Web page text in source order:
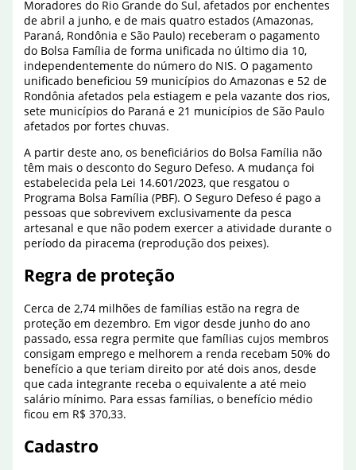
Moradores do Rio Grande do Sul, afetados por enchentes
de abril a junho, e de mais quatro estados (Amazonas,
Paraná, Rondônia e São Paulo) receberam o pagamento
do Bolsa Família de forma unificada no último dia 10,
independentemente do número do NIS. O pagamento
unificado beneficiou 59 municípios do Amazonas e 52 de
Rondônia afetados pela estiagem e pela vazante dos rios,
sete municípios do Paraná e 21 municípios de São Paulo
afetados por fortes chuvas.
A partir deste ano, os beneficiários do Bolsa Família não
têm mais o desconto do Seguro Defeso. A mudança foi
estabelecida pela Lei 14.601/2023, que resgatou o
Programa Bolsa Família (PBF). O Seguro Defeso é pago a
pessoas que sobrevivem exclusivamente da pesca
artesanal e que não podem exercer a atividade durante o
período da piracema (reprodução dos peixes).
Regra de proteção
Cerca de 2,74 milhões de famílias estão na regra de
proteção em dezembro. Em vigor desde junho do ano
passado, essa regra permite que famílias cujos membros
consigam emprego e melhorem a renda recebam 50% do
benefício a que teriam direito por até dois anos, desde
que cada integrante receba o equivalente a até meio
salário mínimo. Para essas famílias, o benefício médio
ficou em R$ 370,33.
Cadastro